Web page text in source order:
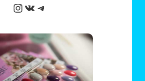
Instagram
ВКонтакте
Telegram